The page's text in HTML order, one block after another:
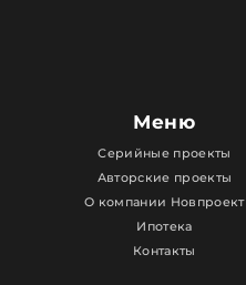
Меню
Серийные проекты
Авторские проекты
О компании Новпроект
Ипотека
Контакты